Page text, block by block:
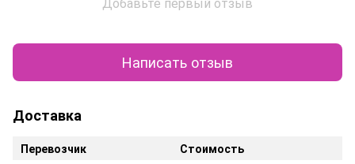
Написать отзыв
Доставка
Перевозчик Стоимость